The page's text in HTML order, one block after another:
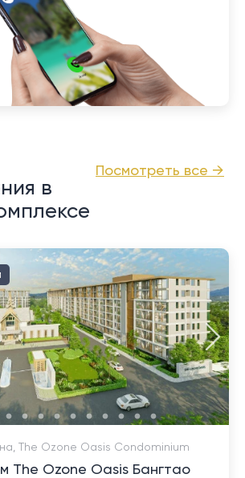
Посмотреть все →
в
The Ozone Oasis Condominium
The Ozone Oasis Бангтао